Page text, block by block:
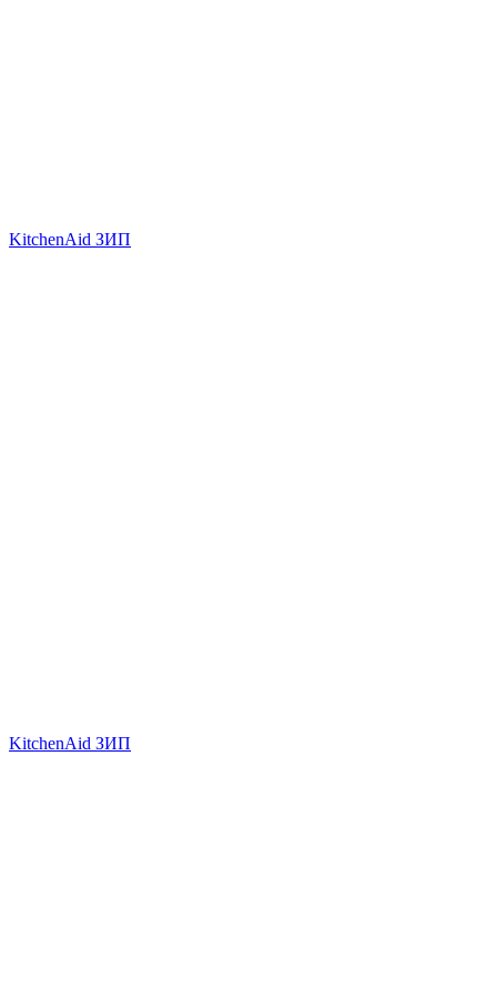
KitchenAid ЗИП
KitchenAid ЗИП